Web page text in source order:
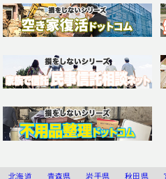
北海道 青森県 岩手県 秋田県